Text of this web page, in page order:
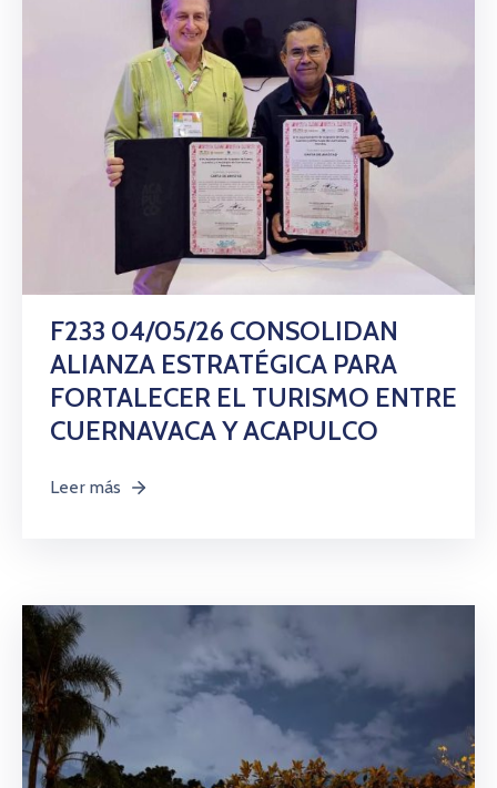
F233 04/05/26 CONSOLIDAN
ALIANZA ESTRATÉGICA PARA
FORTALECER EL TURISMO ENTRE
CUERNAVACA Y ACAPULCO
Leer más